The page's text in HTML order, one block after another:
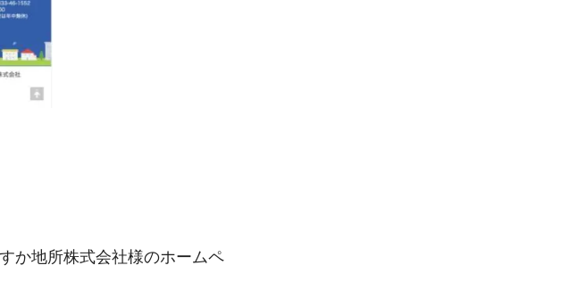
か地所株式会社様のホームペ